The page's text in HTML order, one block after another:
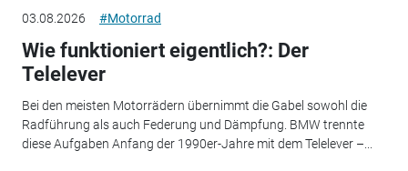
03.08.2026 #Motorrad
Wie funktioniert eigentlich?: Der
Telelever
Bei den meisten Motorrädern übernimmt die Gabel sowohl die
Radführung als auch Federung und Dämpfung. BMW trennte
diese Aufgaben Anfang der 1990er-Jahre mit dem Telelever –...